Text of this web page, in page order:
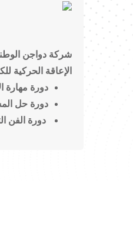
شركة دواجن
الإعاقة الحركية
دورة مهارة
دورة حل
دورة الفن